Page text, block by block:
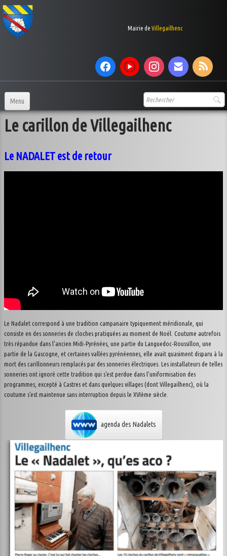
Mairie de Villegailhenc
Menu
Accueil
Le carillon de Villegailhenc
Le NADALET est de retour
Le Nadalet correspond à une tradition campanaire typiquement méridionale, qui
consiste en des sonneries de cloches pratiquées au moment de Noël. Coutume autrefois
très répandue dans l'ancien Midi-Pyrénées, une partie du Languedoc-Roussillon, une
partie de la Gascogne, et certaines vallées pyrénéennes, elle avait quasiment disparu à la
mort des carillonneurs remplacés par des sonneries électriques. Les installateurs de telles
sonneries ont ignoré cette tradition qui s'est perdue dans l'uniformisation des
programmes, excepté à Castres et dans quelques villages (dont Villegailhenc), où la
coutume s'est maintenue sans interruption depuis le XVIème siècle.
agenda des Nadalets